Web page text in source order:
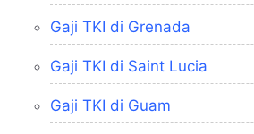
Gaji TKI di Grenada
Gaji TKI di Saint Lucia
Gaji TKI di Guam